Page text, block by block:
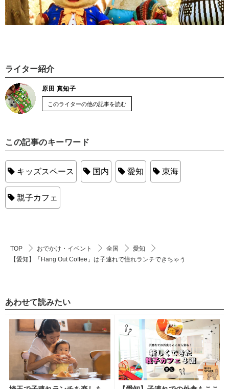
ライター紹介
原田 真知子
このライターの他の記事を読む
この記事のキーワード
キッズスペース 国内 愛知 東海
親子カフェ
TOP おでかけ・イベント 全国
愛知
【愛知】「Hang Out Coffee」は子連れで憧れランチできちゃう
あわせて読みたい